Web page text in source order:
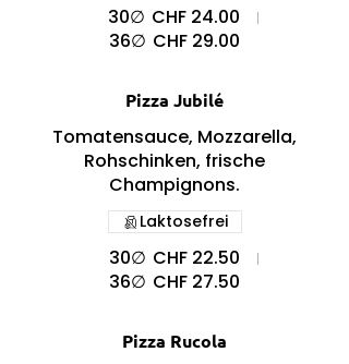
30∅ CHF 24.00
36∅ CHF 29.00
Pizza Jubilé
Tomatensauce, Mozzarella,
Rohschinken, frische
Champignons.
30∅ CHF 22.50
36∅ CHF 27.50
Laktosefrei
Pizza Rucola